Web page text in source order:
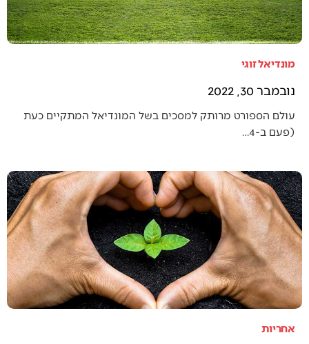
מונדיאל זוגי
נובמבר 30, 2022
עולם הספורט מרותק למסכים בשל המונדיאל המתקיים כעת
(פעם ב-4…
אחריות